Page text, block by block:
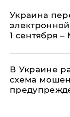
Украина
1 сентября
В Украине
схема